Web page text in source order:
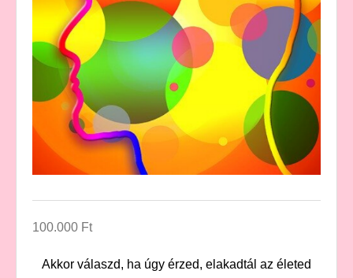
100.000 Ft
Akkor válaszd, ha úgy érzed, elakadtál az életed